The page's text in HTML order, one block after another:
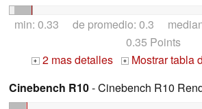
min: 0.33 de promedio: 0.3
0.35 Points
+ 2 mas detalles +
Mostrar tabla
Cinebench R10- Cinebench R10